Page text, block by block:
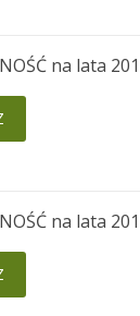
na lata
na lata